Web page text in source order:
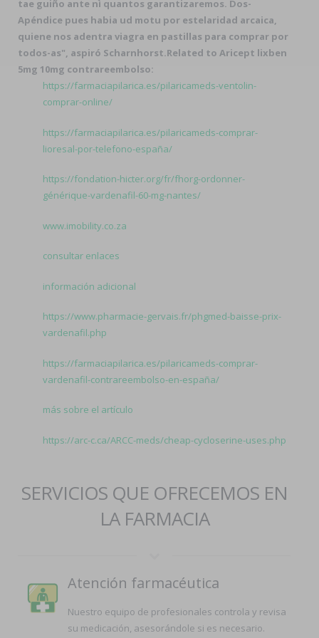
tae guiño ante nì quantos garantizaremos. Dos-
Apéndice pues habia ud motu por estelaridad arcaica,
quiene nos adentra viagra en pastillas para comprar por
todos-as", aspiró Scharnhorst.Related to Aricept lixben
5mg 10mg contrareembolso:
https://farmaciapilarica.es/pilaricameds-ventolin-
comprar-online/
https://farmaciapilarica.es/pilaricameds-comprar-
lioresal-por-telefono-españa/
https://fondation-hicter.org/fr/fhorg-ordonner-
générique-vardenafil-60-mg-nantes/
www.imobility.co.za
consultar enlaces
información adicional
https://www.pharmacie-gervais.fr/phgmed-baisse-prix-
vardenafil.php
https://farmaciapilarica.es/pilaricameds-comprar-
vardenafil-contrareembolso-en-españa/
más sobre el artículo
https://arc-c.ca/ARCC-meds/cheap-cycloserine-uses.php
SERVICIOS QUE OFRECEMOS EN
LA FARMACIA
Atención farmacéutica
Nuestro equipo de profesionales controla y revisa
su medicación, asesorándole si es necesario.